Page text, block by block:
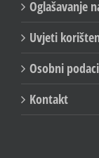
Oglašavanje
Uvjeti
Osobni
Kontakt